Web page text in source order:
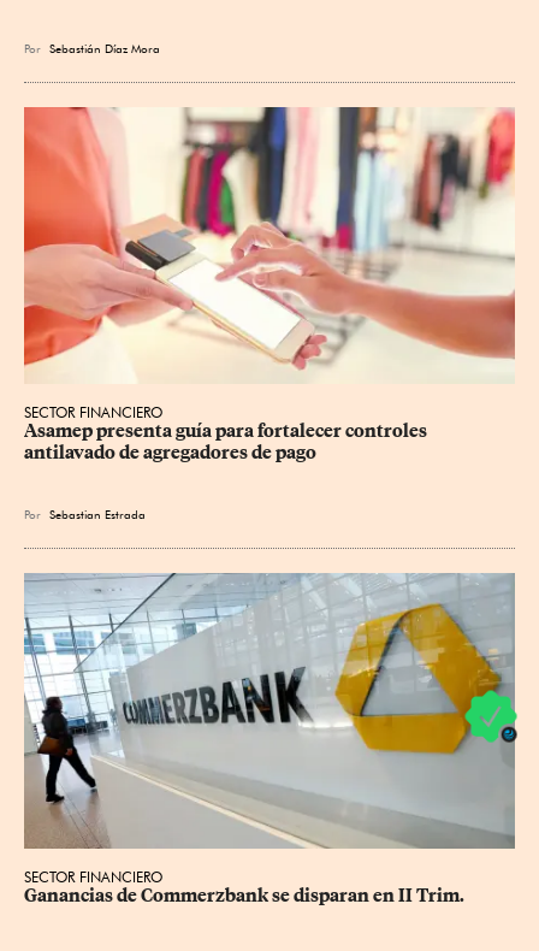
Por Sebastián Díaz Mora
SECTOR FINANCIERO
Asamep presenta guía para fortalecer controles
antilavado de agregadores de pago
Por Sebastian Estrada
SECTOR FINANCIERO
Ganancias de Commerzbank se disparan en II Trim.